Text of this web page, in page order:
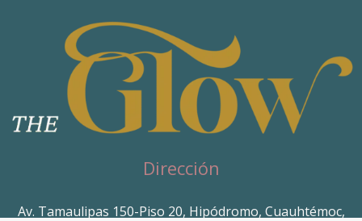
Dirección
Av. Tamaulipas 150-Piso 20, Hipódromo, Cuauhtémoc,